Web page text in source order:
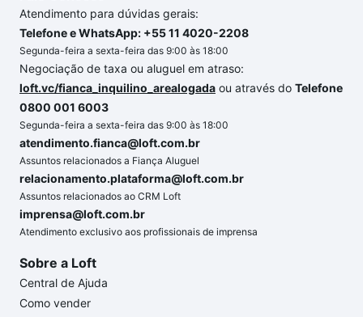
Atendimento para dúvidas gerais:
Telefone e WhatsApp: +55 11 4020-2208
Segunda-feira a sexta-feira das 9:00 às 18:00
Negociação de taxa ou aluguel em atraso:
loft.vc/fianca_inquilino_arealogada ou através do Telefone
0800 001 6003
Segunda-feira a sexta-feira das 9:00 às 18:00
atendimento.fianca@loft.com.br
Assuntos relacionados a Fiança Aluguel
relacionamento.plataforma@loft.com.br
Assuntos relacionados ao CRM Loft
imprensa@loft.com.br
Atendimento exclusivo aos profissionais de imprensa
Sobre a Loft
Central de Ajuda
Como vender